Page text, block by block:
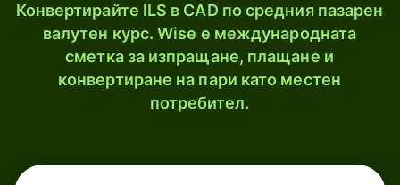
Конвертирайте ILS в CAD по средния пазарен
валутен курс. Wise е международната
сметка за изпращане, плащане и
конвертиране на пари като местен
потребител.